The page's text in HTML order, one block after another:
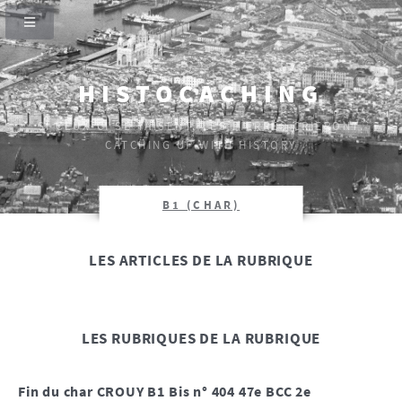
HISTOCACHING
SI CEUX-CI SE TAISENT, LES PIERRES CRIERONT.
CATCHING UP WITH HISTORY
B1 (CHAR)
LES ARTICLES DE LA RUBRIQUE
LES RUBRIQUES DE LA RUBRIQUE
Fin du char CROUY B1 Bis n° 404 47e BCC 2e